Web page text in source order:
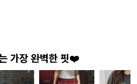
가장 완벽한 핏❤️